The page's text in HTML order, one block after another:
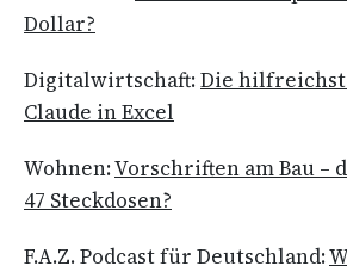
Dollar?
Digitalwirtschaft:Die
Claude in Excel
Wohnen:Vorschriften am Bau
47 Steckdosen?
F.A.Z. Podcast für Deutschland: